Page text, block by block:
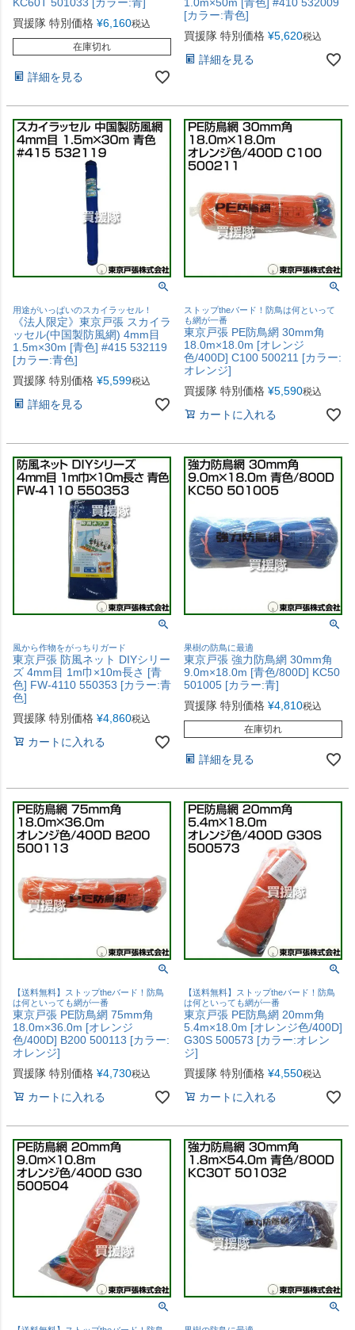
買援隊 特別価格 ¥6,160税込
在庫切れ
詳細を見る
[カラー:青色]
買援隊 特別価格 ¥5,620税込
詳細を見る
用途がいっぱいのスカイラッセル！
《法人限定》東京戸張 スカイラ
ッセル(中国製防風網) 4mm目
1.5m×30m [青色] #415 532119
[カラー:青色]
買援隊 特別価格 ¥5,599税込
詳細を見る
ストップtheバード！防鳥は何といって
も網が一番
東京戸張 PE防鳥網 30mm角
18.0m×18.0m [オレンジ
色/400D] C100 500211 [カラー:
オレンジ]
買援隊 特別価格 ¥5,590税込
カートに入れる
風から作物をがっちりガード
東京戸張 防風ネット DIYシリー
ズ 4mm目 1m巾×10m長さ [青
色] FW-4110 550353 [カラー:青
色]
買援隊 特別価格 ¥4,860税込
カートに入れる
果樹の防鳥に最適
東京戸張 強力防鳥網 30mm角
9.0m×18.0m [青色/800D] KC50
501005 [カラー:青]
買援隊 特別価格 ¥4,810税込
在庫切れ
詳細を見る
【送料無料】ストップtheバード！防鳥
は何といっても網が一番
東京戸張 PE防鳥網 75mm角
18.0m×36.0m [オレンジ
色/400D] B200 500113 [カラー:
オレンジ]
買援隊 特別価格 ¥4,730税込
カートに入れる
【送料無料】ストップtheバード！防鳥
は何といっても網が一番
東京戸張 PE防鳥網 20mm角
5.4m×18.0m [オレンジ色/400D]
G30S 500573 [カラー:オレン
ジ]
買援隊 特別価格 ¥4,550税込
カートに入れる